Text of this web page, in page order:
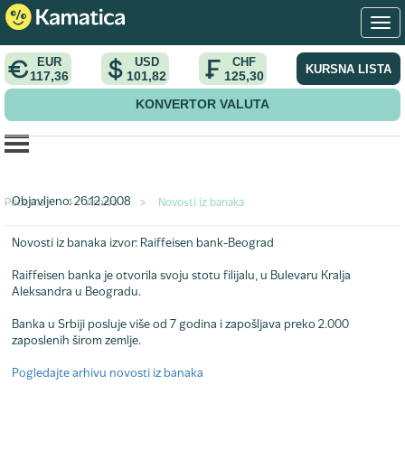
EUR
117,36
USD
101,82
CHF
125,30 KURSNA LISTA
KONVERTOR VALUTA
Početna > Arhiva > Novosti iz banaka
Objavljeno: 26.12.2008
Novosti iz banaka izvor: Raiffeisen bank-Beograd
Raiffeisen banka je otvorila svoju stotu filijalu, u Bulevaru Kralja
Aleksandra u Beogradu.
Banka u Srbiji posluje više od 7 godina i zapošljava preko 2.000
zaposlenih širom zemlje.
Pogledajte arhivu novosti iz banaka